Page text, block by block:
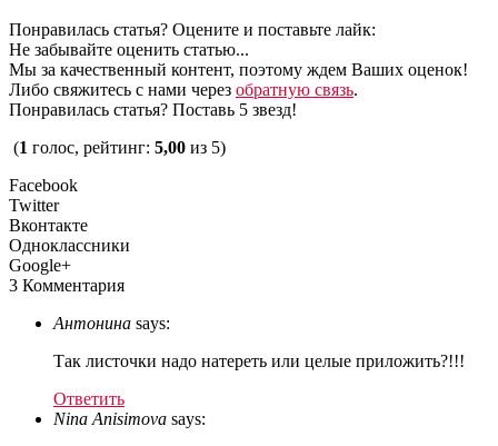
Понравилась статья? Оцените и поставьте лайк:
Не забывайте оценить статью...
Мы за качественный контент, поэтому ждем Ваших оценок!
Либо свяжитесь с нами через обратную связь.
Понравилась статья? Поставь 5 звезд!
(1 голос, рейтинг: 5,00 из 5)
Facebook
Twitter
Вконтакте
Одноклассники
Google+
3 Комментария
Антонина says:
Так листочки надо натереть или целые приложить?!!!
Ответить
Nina Anisimova says: